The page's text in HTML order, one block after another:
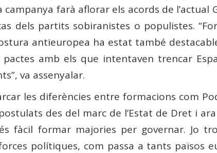
campanya farà aflorar els acords de l’actual
dels partits sobiranistes o populistes.
antieuropea ha estat també
amb els que intentaven trencar
va assenyalar.
les diferències entre formacions com
des del marc de l’Estat de Dret i
fàcil formar majories per governar. Jo
polítiques, com passa a tants països